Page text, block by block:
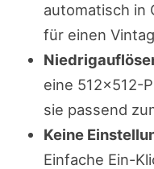
automatisch in
für einen
eine 512x512-
sie passend
Keine
Einfache Ein-